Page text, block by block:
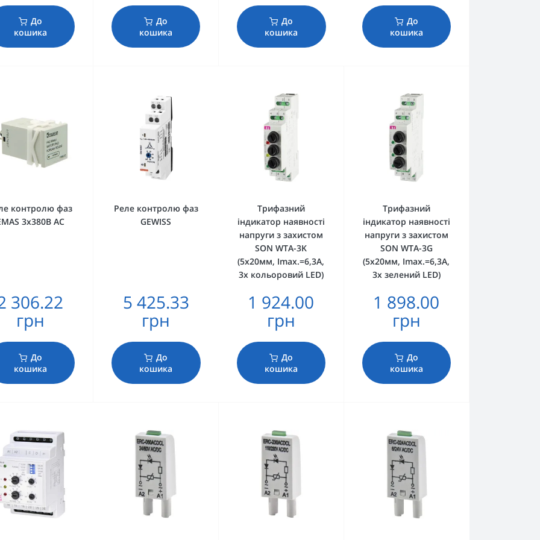
До
кошика
До
кошика
До
кошика
До
кошика
контролю фаз
3х380В AC
306.22
грн
До
кошика
Реле контролю фаз
GEWISS
5 425.33
грн
До
кошика
Трифазний
індикатор наявності
напруги з захистом
SON WTA-3K
(5x20мм, Imax.=6,3А,
3х кольоровий LED)
1 924.00
грн
До
кошика
Трифазний
індикатор наявності
напруги з захистом
SON WTA-3G
(5x20мм, Imax.=6,3А,
3х зелений LED)
1 898.00
грн
До
кошика